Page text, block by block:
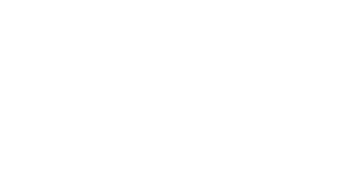
maximale de 15 cm.
du temps. Ne convient